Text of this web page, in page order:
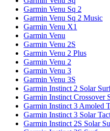
Garmin Venu Sq 2
Garmin Venu Sq 2 Music
Garmin Venu X1
Garmin Venu
Garmin Venu 2S
Garmin Venu 2 Plus
Garmin Venu 2
Garmin Venu 3
Garmin Venu 3S
Garmin Instinct 2 Solar
Garmin Instinct Crossover
Garmin Instinct 3 Amoled
Garmin Instinct 3 Solar
Garmin Instinct 2S Solar